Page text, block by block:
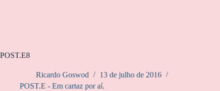
POST.E8
Ricardo Goswod
13 de julho de 2016
POST.E - Em cartaz por aí.